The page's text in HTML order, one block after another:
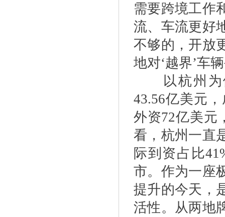
需要跨境工作
流、车流更好
不够的，开放
地对‘越界’车
以杭州为例
43.56亿美元
外资72亿美元
看，杭州一直
际到资占比
市。作为一座
提升的今天，
活性。从两地